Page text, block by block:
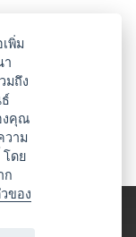
พิ่ม
า
มถึง
งคุณ
วาม
ดย
ก
ของ